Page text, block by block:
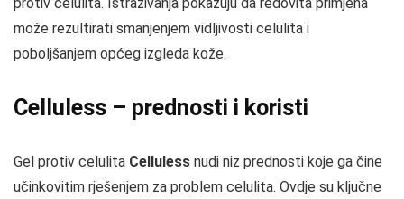
može rezultirati smanjenjem vidljivosti celulita i
poboljšanjem općeg izgleda kože.
Celluless – prednosti i koristi
Gel protiv celulita Celluless nudi niz prednosti koje ga čine
učinkovitim rješenjem za problem celulita. Ovdje su ključne